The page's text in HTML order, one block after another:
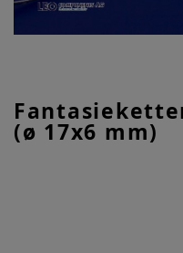
(ø 17x6 mm)
Anfang
der
Bildgalerie